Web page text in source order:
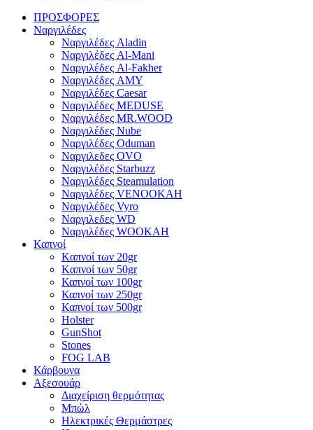
ΠΡΟΣΦΟΡΕΣ
Ναργιλέδες
Ναργιλέδες Aladin
Ναργιλέδες Al-Mani
Ναργιλέδες Al-Fakher
Ναργιλέδες AΜΥ
Ναργιλέδες Caesar
Ναργιλέδες MEDUSE
Ναργιλέδες MR.WOOD
Ναργιλέδες Nube
Ναργιλέδες Oduman
Ναργιλεδες OVO
Ναργιλέδες Starbuzz
Ναργιλέδες Steamulation
Ναργιλέδες VENOOKAH
Ναργιλέδες Vyro
Ναργιλεδες WD
Ναργιλέδες WOOKAH
Καπνοί
Kαπνοί των 20gr
Kαπνοί των 50gr
Καπνοί των 100gr
Καπνοί των 250gr
Καπνοί των 500gr
Holster
GunShot
Stones
FOG LAB
Κάρβουνα
Αξεσουάρ
Διαχείριση θερμότητας
Μπώλ
Ηλεκτρικές Θερμάστρες